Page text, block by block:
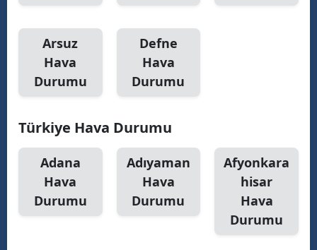
Tunceli
Şanlıurfa
Uşak
Arsuz
Hava
Durumu
Defne
Hava
Durumu
Türkiye Hava Durumu
Adana
Hava
Durumu
Adıyaman
Hava
Durumu
Afyonkara
hisar
Hava
Durumu